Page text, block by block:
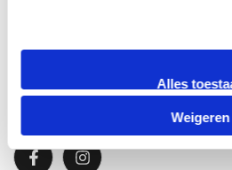
Alles
Weigeren